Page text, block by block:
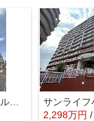
ホワイトキャッスル砂津☆仲介手数料無料☆
2,298万円